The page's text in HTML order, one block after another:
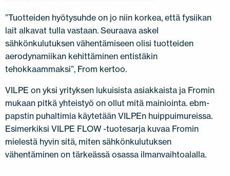
”Tuotteiden hyötysuhde on jo niin korkea, että fysiikan
lait alkavat tulla vastaan. Seuraava askel
sähkönkulutuksen vähentämiseen olisi tuotteiden
aerodynamiikan kehittäminen entistäkin
tehokkaammaksi”, From kertoo.
VILPE on yksi yrityksen lukuisista asiakkaista ja Fromin
mukaan pitkä yhteistyö on ollut mitä mainiointa. ebm-
papstin puhaltimia käytetään VILPEn huippuimureissa.
Esimerkiksi VILPE FLOW -tuotesarja kuvaa Fromin
mielestä hyvin sitä, miten sähkönkulutuksen
vähentäminen on tärkeässä osassa ilmanvaihtoalalla.